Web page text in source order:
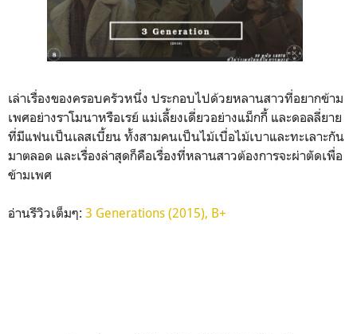
เล่าเรื่องของครอบครัวหนึ่ง ประกอบไปด้วยหลานสาวที่อยากข้าม
เพศอย่างราโมนาหรือเรย์ แม่เลี้ยงเดี่ยวอย่างแม็กกี้ และดอลลี่ยาย
ที่มีแฟนเป็นเลสเบี้ยน ทั้งสามคนเป็นไม้เบื่อไม้เบาและทะเลาะกัน
มาตลอด และเรื่องล่าสุดก็คือเรื่องที่หลานสาวต้องการจะผ่าตัดเพื่อ
ข้ามเพศ
อ่านรีวิวเต็มๆ: 3 Generations (2015), B+